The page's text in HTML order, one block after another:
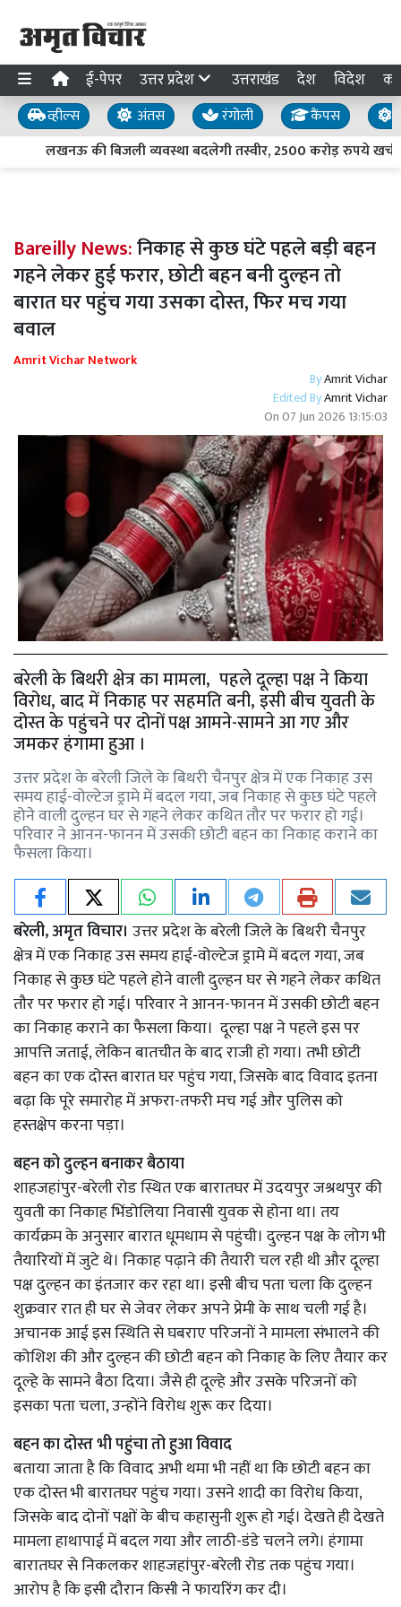
ई-पेपर उत्तर प्रदेश उत्तराखंड देश विदेश
व्हील्स अंतस रंगोली कैंपस
लखनऊ की बिजली व्यवस्था बदलेगी तस्वीर, 2500 करोड़ रुपये खर्च
Bareilly News:निकाह से कुछ घंटे पहले बड़ी बहन
गहने लेकर हुई फरार, छोटी बहन बनी दुल्हन तो
बारात घर पहुंच गया उसका दोस्त, फिर मच गया
बवाल
Amrit Vichar Network
ByAmrit Vichar
Edited ByAmrit Vichar
On07 Jun 2026 13:15:03
बरेली के बिथरी क्षेत्र का मामला, पहले दूल्हा पक्ष ने किया
विरोध, बाद में निकाह पर सहमति बनी, इसी बीच युवती के
दोस्त के पहुंचने पर दोनों पक्ष आमने-सामने आ गए और
जमकर हंगामा हुआ ।
उत्तर प्रदेश के बरेली जिले के बिथरी चैनपुर क्षेत्र में एक निकाह उस
समय हाई-वोल्टेज ड्रामे में बदल गया, जब निकाह से कुछ घंटे पहले
होने वाली दुल्हन घर से गहने लेकर कथित तौर पर फरार हो गई।
परिवार ने आनन-फानन में उसकी छोटी बहन का निकाह कराने का
फैसला किया।
बरेली, अमृत विचार। उत्तर प्रदेश के बरेली जिले के बिथरी चैनपुर
क्षेत्र में एक निकाह उस समय हाई-वोल्टेज ड्रामे में बदल गया, जब
निकाह से कुछ घंटे पहले होने वाली दुल्हन घर से गहने लेकर कथित
तौर पर फरार हो गई। परिवार ने आनन-फानन में उसकी छोटी बहन
का निकाह कराने का फैसला किया। दूल्हा पक्ष ने पहले इस पर
आपत्ति जताई, लेकिन बातचीत के बाद राजी हो गया। तभी छोटी
बहन का एक दोस्त बारात घर पहुंच गया, जिसके बाद विवाद इतना
बढ़ा कि पूरे समारोह में अफरा-तफरी मच गई और पुलिस को
हस्तक्षेप करना पड़ा।
बहन को दुल्हन बनाकर बैठाया
शाहजहांपुर-बरेली रोड स्थित एक बारातघर में उदयपुर जश्रथपुर की
युवती का निकाह भिंडोलिया निवासी युवक से होना था। तय
कार्यक्रम के अनुसार बारात धूमधाम से पहुंची। दुल्हन पक्ष के लोग भी
तैयारियों में जुटे थे। निकाह पढ़ाने की तैयारी चल रही थी और दूल्हा
पक्ष दुल्हन का इंतजार कर रहा था। इसी बीच पता चला कि दुल्हन
शुक्रवार रात ही घर से जेवर लेकर अपने प्रेमी के साथ चली गई है।
अचानक आई इस स्थिति से घबराए परिजनों ने मामला संभालने की
कोशिश की और दुल्हन की छोटी बहन को निकाह के लिए तैयार कर
दूल्हे के सामने बैठा दिया। जैसे ही दूल्हे और उसके परिजनों को
इसका पता चला, उन्होंने विरोध शुरू कर दिया।
बहन का दोस्त भी पहुंचा तो हुआ विवाद
बताया जाता है कि विवाद अभी थमा भी नहीं था कि छोटी बहन का
एक दोस्त भी बारातघर पहुंच गया। उसने शादी का विरोध किया,
जिसके बाद दोनों पक्षों के बीच कहासुनी शुरू हो गई। देखते ही देखते
मामला हाथापाई में बदल गया और लाठी-डंडे चलने लगे। हंगामा
बारातघर से निकलकर शाहजहांपुर-बरेली रोड तक पहुंच गया।
आरोप है कि इसी दौरान किसी ने फायरिंग कर दी।